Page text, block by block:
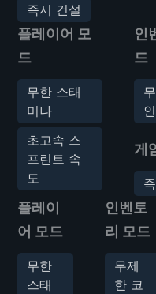
즉시 건설
플레이어 모
드
무한 스태
미나
초고속 스
프린트 속
도
인
드
인
게
플레이
어 모드
무한
스태
인벤토
리 모드
무제
한 코